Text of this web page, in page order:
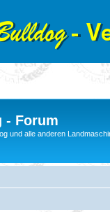
- Forum
und alle anderen